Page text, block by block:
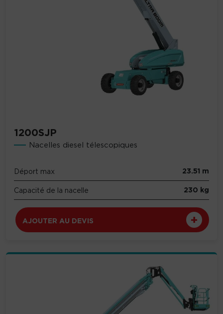
1200SJP
Nacelles diesel télescopiques
Déport max 23.51 m
Capacité de la nacelle 230 kg
AJOUTER AU DEVIS